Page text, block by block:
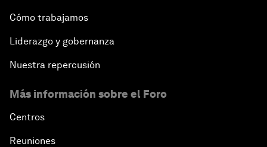
Cómo trabajamos
Liderazgo y gobernanza
Nuestra repercusión
Más información sobre el Foro
Centros
Reuniones